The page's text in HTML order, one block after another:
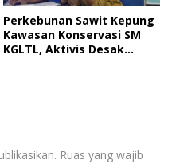
Perkebunan Sawit Kepung
Kawasan Konservasi SM
KGLTL, Aktivis Desak
Ruas yang wajib